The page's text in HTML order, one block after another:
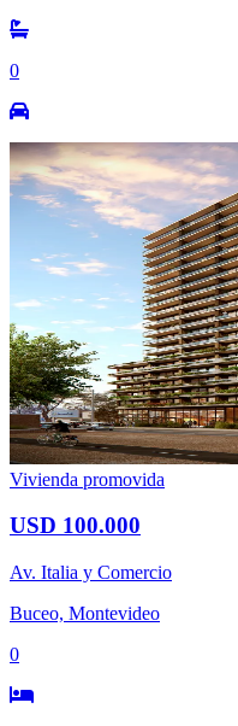
0
Vivienda promovida
USD 100.000
Av. Italia y Comercio
Buceo, Montevideo
0